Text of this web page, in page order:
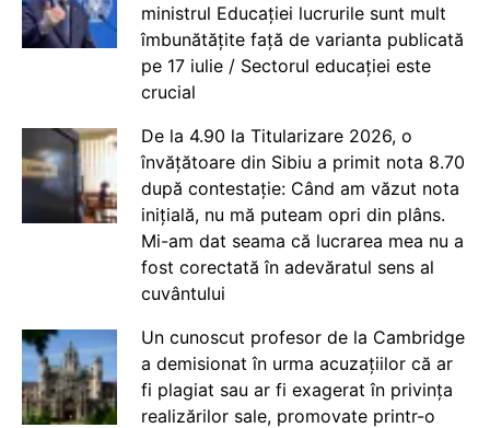
ministrul Educației lucrurile sunt mult
îmbunătățite față de varianta publicată
pe 17 iulie / Sectorul educației este
crucial
De la 4.90 la Titularizare 2026, o
învățătoare din Sibiu a primit nota 8.70
după contestație: Când am văzut nota
inițială, nu mă puteam opri din plâns.
Mi-am dat seama că lucrarea mea nu a
fost corectată în adevăratul sens al
cuvântului
Un cunoscut profesor de la Cambridge
a demisionat în urma acuzațiilor că ar
fi plagiat sau ar fi exagerat în privința
realizărilor sale, promovate printr-o